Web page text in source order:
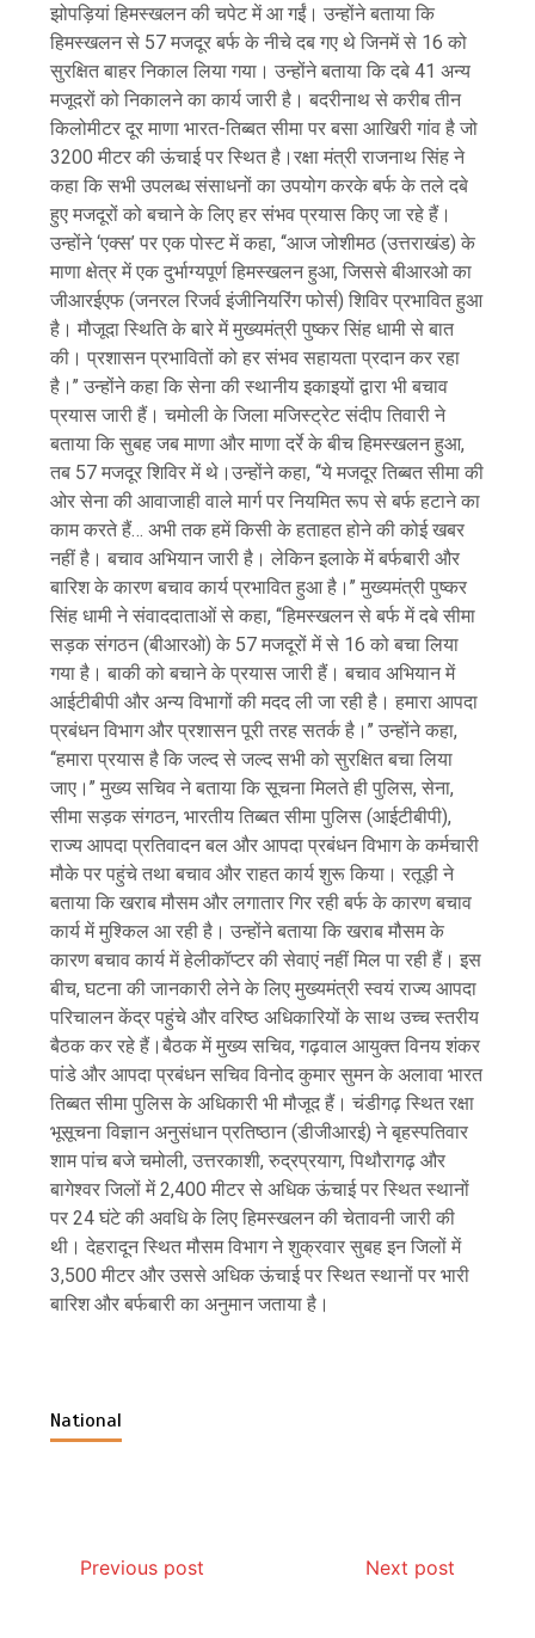
झोपड़ियां हिमस्खलन की चपेट में आ गईं। उन्होंने बताया कि
हिमस्खलन से 57 मजदूर बर्फ के नीचे दब गए थे जिनमें से 16 को
सुरक्षित बाहर निकाल लिया गया। उन्होंने बताया कि दबे 41 अन्य
मजूदरों को निकालने का कार्य जारी है। बदरीनाथ से करीब तीन
किलोमीटर दूर माणा भारत-तिब्बत सीमा पर बसा आखिरी गांव है जो
3200 मीटर की ऊंचाई पर स्थित है।रक्षा मंत्री राजनाथ सिंह ने
कहा कि सभी उपलब्ध संसाधनों का उपयोग करके बर्फ के तले दबे
हुए मजदूरों को बचाने के लिए हर संभव प्रयास किए जा रहे हैं।
उन्होंने ‘एक्स’ पर एक पोस्ट में कहा, ‘‘आज जोशीमठ (उत्तराखंड) के
माणा क्षेत्र में एक दुर्भाग्यपूर्ण हिमस्खलन हुआ, जिससे बीआरओ का
जीआरईएफ (जनरल रिजर्व इंजीनियरिंग फोर्स) शिविर प्रभावित हुआ
है। मौजूदा स्थिति के बारे में मुख्यमंत्री पुष्कर सिंह धामी से बात
की। प्रशासन प्रभावितों को हर संभव सहायता प्रदान कर रहा
है।’’ उन्होंने कहा कि सेना की स्थानीय इकाइयों द्वारा भी बचाव
प्रयास जारी हैं। चमोली के जिला मजिस्ट्रेट संदीप तिवारी ने
बताया कि सुबह जब माणा और माणा दर्रे के बीच हिमस्खलन हुआ,
तब 57 मजदूर शिविर में थे।उन्होंने कहा, ‘‘ये मजदूर तिब्बत सीमा की
ओर सेना की आवाजाही वाले मार्ग पर नियमित रूप से बर्फ हटाने का
काम करते हैं… अभी तक हमें किसी के हताहत होने की कोई खबर
नहीं है। बचाव अभियान जारी है। लेकिन इलाके में बर्फबारी और
बारिश के कारण बचाव कार्य प्रभावित हुआ है।’’ मुख्यमंत्री पुष्कर
सिंह धामी ने संवाददाताओं से कहा, ‘‘हिमस्खलन से बर्फ में दबे सीमा
सड़क संगठन (बीआरओ) के 57 मजदूरों में से 16 को बचा लिया
गया है। बाकी को बचाने के प्रयास जारी हैं। बचाव अभियान में
आईटीबीपी और अन्य विभागों की मदद ली जा रही है। हमारा आपदा
प्रबंधन विभाग और प्रशासन पूरी तरह सतर्क है।’’ उन्होंने कहा,
‘‘हमारा प्रयास है कि जल्द से जल्द सभी को सुरक्षित बचा लिया
जाए।’’ मुख्य सचिव ने बताया कि सूचना मिलते ही पुलिस, सेना,
सीमा सड़क संगठन, भारतीय तिब्बत सीमा पुलिस (आईटीबीपी),
राज्य आपदा प्रतिवादन बल और आपदा प्रबंधन विभाग के कर्मचारी
मौके पर पहुंचे तथा बचाव और राहत कार्य शुरू किया। रतूड़ी ने
बताया कि खराब मौसम और लगातार गिर रही बर्फ के कारण बचाव
कार्य में मुश्किल आ रही है। उन्होंने बताया कि खराब मौसम के
कारण बचाव कार्य में हेलीकॉप्टर की सेवाएं नहीं मिल पा रही हैं। इस
बीच, घटना की जानकारी लेने के लिए मुख्यमंत्री स्वयं राज्य आपदा
परिचालन केंद्र पहुंचे और वरिष्ठ अधिकारियों के साथ उच्च स्तरीय
बैठक कर रहे हैं।बैठक में मुख्य सचिव, गढ़वाल आयुक्त विनय शंकर
पांडे और आपदा प्रबंधन सचिव विनोद कुमार सुमन के अलावा भारत
तिब्बत सीमा पुलिस के अधिकारी भी मौजूद हैं। चंडीगढ़ स्थित रक्षा
भूसूचना विज्ञान अनुसंधान प्रतिष्ठान (डीजीआरई) ने बृहस्पतिवार
शाम पांच बजे चमोली, उत्तरकाशी, रुद्रप्रयाग, पिथौरागढ़ और
बागेश्वर जिलों में 2,400 मीटर से अधिक ऊंचाई पर स्थित स्थानों
पर 24 घंटे की अवधि के लिए हिमस्खलन की चेतावनी जारी की
थी। देहरादून स्थित मौसम विभाग ने शुक्रवार सुबह इन जिलों में
3,500 मीटर और उससे अधिक ऊंचाई पर स्थित स्थानों पर भारी
बारिश और बर्फबारी का अनुमान जताया है।
National
Previous post Next post